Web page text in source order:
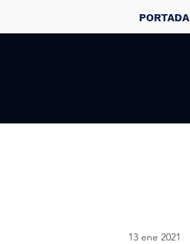
PORTADA
13 ene 2021